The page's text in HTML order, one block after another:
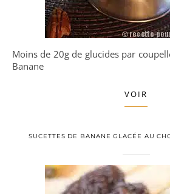
Moins de 20g de glucides par coupelle de glace allégée à la
Banane
VOIR
SUCETTES DE BANANE GLACÉE AU